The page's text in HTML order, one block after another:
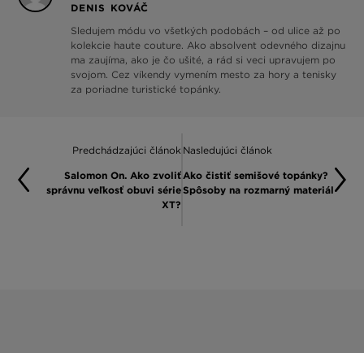
DENIS KOVÁČ
Sledujem módu vo všetkých podobách – od ulice až po
kolekcie haute couture. Ako absolvent odevného dizajnu
ma zaujíma, ako je čo ušité, a rád si veci upravujem po
svojom. Cez víkendy vymením mesto za hory a tenisky
za poriadne turistické topánky.
Predchádzajúci článok
Salomon On. Ako zvoliť
správnu veľkosť obuvi série
XT?
Nasledujúci článok
Ako čistiť semišové topánky?
Spôsoby na rozmarný materiál